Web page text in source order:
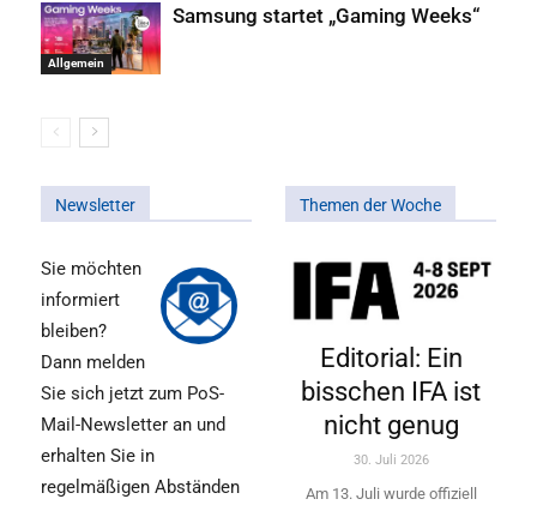
Allgemein
Samsung startet „Gaming Weeks“
Newsletter
Sie möchten
informiert
bleiben?
Dann melden
Sie sich jetzt zum PoS-
Mail-Newsletter an und
erhalten Sie in
regelmäßigen Abständen
Themen der Woche
Editorial: Ein
bisschen IFA ist
nicht genug
30. Juli 2026
Am 13. Juli wurde offiziell